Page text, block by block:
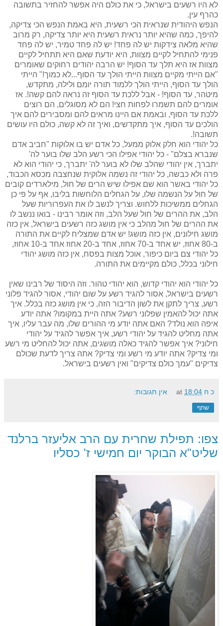
לא היו רשעים בישראל, כי את כולם היה אפשר להחזיר בתשובה
כהרף עין.
הנפש היהודית שנראית הכי רשעית, היא באמת הנפש הכי צדיקה,
להיפך, כמה שהיא יותר נראית רשעית היא יותר צדיקה, רק מרוב
שהיא מלאה צידקות יש לה פחד! יש לה פחד טמיר, יש לה פחד
פנימי להתחיל לקיים מצוות, היא יודעת שאם היא תתחיל לקיים
מצוות אז היא תלך עד הסוף! יש הרבה יהודים רחוקים שאומרים
"אם הייתי מקיים מצוות הייתי הולך עד הסוף...לא כמוך!" הייתי
הולך עד הסוף, הייתי הולך ללמוד תורה יומם ולילה, מתקדש,
מיטהר, עד הסוף! - אבל ללכת עד הסוף זה נראה להם קשה!. אז
אומרים להם תשמרו לפחות חצי! הם לא מסוגלים, הם רוצים
ללכת עד הסוף, ובאמת אם היינו מראים להם ומסבירים להם איך
הולכים עד הסוף, איך מתקדשים, ואיך זה לא קשה, כולם היו עושים
תשובה!.
כל יהודי הוא חלק אלוק ממעל, כל אדם יש בו אלוקות "חביב אדם
שנברא בצלם" - כל יהודי אפילו הכי רשע הלב שלו בוער לה'
יתברך, אין יהודי שהלב שלו לא בוער לה' יתברך, כי יהודי הוא לא
פרה ולא כבשה, כל יהודי זה נשמה אלוקית שנחצבה מכסא הכבוד,
כל יהודי באשר הוא שם אפילו שיש הרים של חול, מילארדים קובים
של חול על הנשמה שלו, על הגחלים הלוחשות בליבו, אף על פי כן
הגחלים ממשיכות ללחוש. וצריך לנשב לו את העפרוריות שעל
הלב, את ההרים של חול שעל הלב, וזה אומר רבינו - בואו ננשב לו
את ההרים של חול מהלב כי אין מושג כזה רשעים בישראל, אין כזה
מושג חילונים, אין כזה מושג! יש אדם שמצליח לקיים את התורה
ב-80 אחוז, יש אחד ב-70 אחוז, אחד ב-20 אחוז אחד ב-10 אחוז,
כל יהודי צם ביום כיפור, אוכל מצות בפסח, אין כזה מושג יהודי
חילוני בכלל, כולם מקיימים את התורה.
כל יהודי הוא יהודי קדוש, הוא יהודי טהור. וזה היסוד של רבינו שאין
רשעים בישראל, אסור להגיד רשע על שום יהודי, אסור להגיד פלוני
רשע, צריך לתקן את לשון הדיבור הזה, כי אין מושג כזה בכלל. איך
אתה יכול להאמין שפלוני רשע? אתה היית במקומו? אתה יודע
איפה הוא נולד? האם אתה יודע מי ההורים שלו, מה עבר עליו, איך
אתה מחליט להגיד על יהודי רשע, איך אפשר להגיד על יהודי
חילוני? איך אפשר להגיד כאלה מושגים, אתה יכול להחליט מי רשע
ומי צדיק? אתה יודע מי רשע ומי צדיק? אתה צריך לדעת שכולם
צדיקים "עמך כולם צדיקים" ואין רשעים בישראל.
כ ח at 18:04 אין תגובות:
שתף
צפו: תפילת שחרית עם הרב אליעזר ברלנד
שליט"א הבוקר יום חמישי ז' כסליו